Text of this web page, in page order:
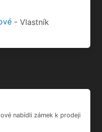
- Vlastník
nabídli zámek k prodeji